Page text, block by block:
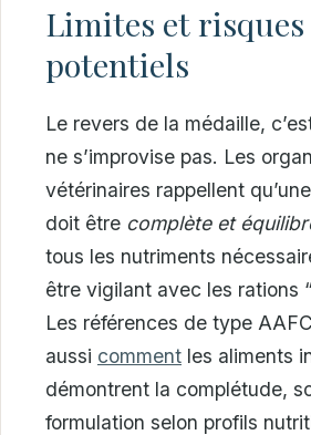
Limites et risques
potentiels
Le revers de la médaille,
ne s’improvise pas. Les
vétérinaires rappellent
doit être complète et
tous les nutriments
être vigilant avec les rations
Les références de type
aussi comment les aliments
démontrent la complétude,
formulation selon profils